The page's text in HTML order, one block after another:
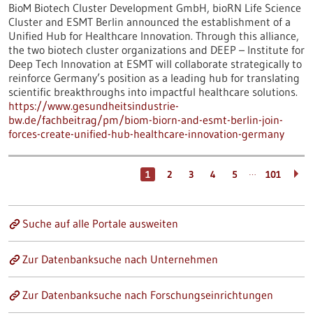
BioM Biotech Cluster Development GmbH, bioRN Life Science
Cluster and ESMT Berlin announced the establishment of a
Unified Hub for Healthcare Innovation. Through this alliance,
the two biotech cluster organizations and DEEP – Institute for
Deep Tech Innovation at ESMT will collaborate strategically to
reinforce Germany’s position as a leading hub for translating
scientific breakthroughs into impactful healthcare solutions.
https://www.gesundheitsindustrie-
bw.de/fachbeitrag/pm/biom-biorn-and-esmt-berlin-join-
forces-create-unified-hub-healthcare-innovation-germany
1 2 3 4 5 … 101
Suche auf alle Portale ausweiten
Zur Datenbanksuche nach Unternehmen
Zur Datenbanksuche nach Forschungseinrichtungen